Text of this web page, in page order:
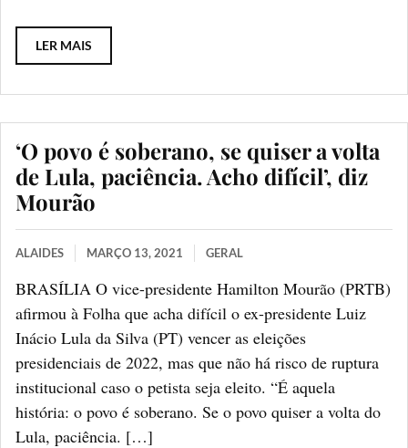
LER MAIS
‘O povo é soberano, se quiser a volta
de Lula, paciência. Acho difícil’, diz
Mourão
ALAIDES MARÇO 13, 2021 GERAL
BRASÍLIA O vice-presidente Hamilton Mourão (PRTB)
afirmou à Folha que acha difícil o ex-presidente Luiz
Inácio Lula da Silva (PT) vencer as eleições
presidenciais de 2022, mas que não há risco de ruptura
institucional caso o petista seja eleito. “É aquela
história: o povo é soberano. Se o povo quiser a volta do
Lula, paciência. […]